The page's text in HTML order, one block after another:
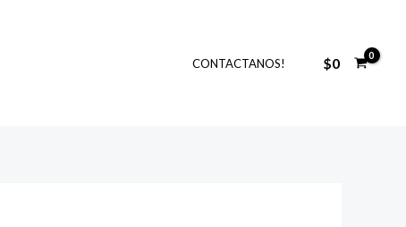
CONTACTANOS! $0